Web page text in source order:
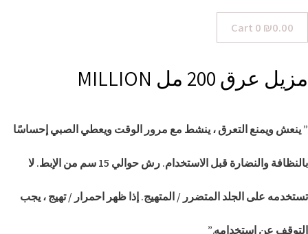
₪0.00
0
Cart
مزيل عرق 200 مل MILLION
” ينعش ويمنع التعرق ، ينشط مع مرور الوقت ويعطي الصبي إحساسًا
بالنظافة والنضارة قبل الاستخدام. رش حوالي 15 سم من الإبط. لا
تستخدمه على الجلد المتضرر / المتهيج. إذا ظهر احمرار / تهيج ، يجب
التوقف عن استخدامه.”